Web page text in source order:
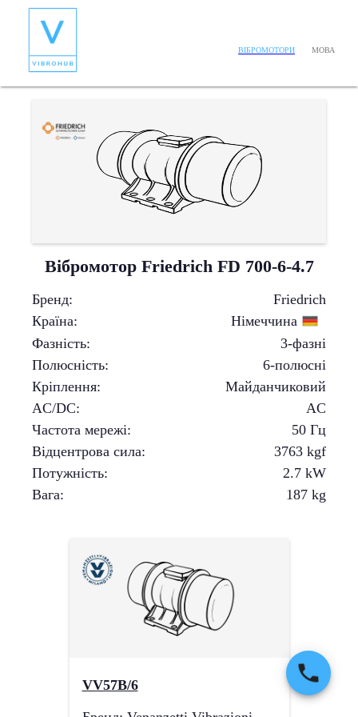
ВІБРОМОТОРИ МОВА
Вібромотор Friedrich FD 700-6-4.7
Бренд:
Friedrich
Країна:
Німеччина
Фазність:
3-фазні
Полюсність:
6-полюсні
Кріплення:
Майданчиковий
AC/DC:
AC
Частота мережі:
50 Гц
Відцентрова сила: 3763 kgf
Потужність: 2.7 kW
Вага: 187 kg
VV57B/6